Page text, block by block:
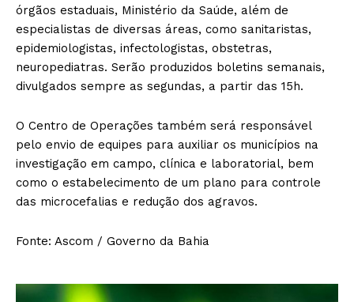
órgãos estaduais, Ministério da Saúde, além de
especialistas de diversas áreas, como sanitaristas,
epidemiologistas, infectologistas, obstetras,
neuropediatras. Serão produzidos boletins semanais,
divulgados sempre as segundas, a partir das 15h.
O Centro de Operações também será responsável
pelo envio de equipes para auxiliar os municípios na
investigação em campo, clínica e laboratorial, bem
como o estabelecimento de um plano para controle
das microcefalias e redução dos agravos.
Fonte: Ascom / Governo da Bahia